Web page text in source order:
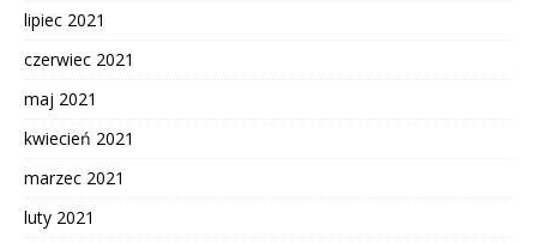
lipiec 2021
czerwiec 2021
maj 2021
kwiecień 2021
marzec 2021
luty 2021